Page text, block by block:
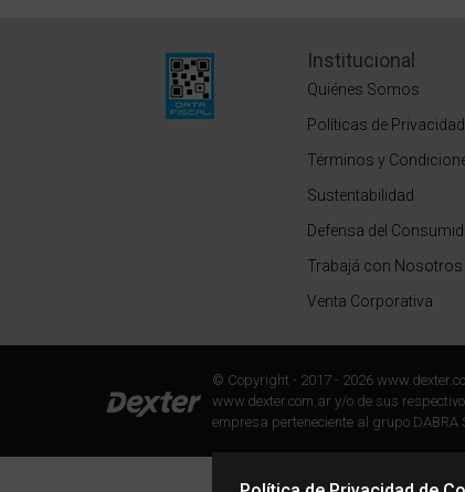
Institucional
Quiénes Somos
Políticas de Privacidad
Términos y
Sustentabilidad
Defensa del
Trabajá con Nosotros
Venta Corporativa
© Copyright - 2017 - 2026
www.dexter.com.ar y/o de sus
empresa perteneciente al grupo